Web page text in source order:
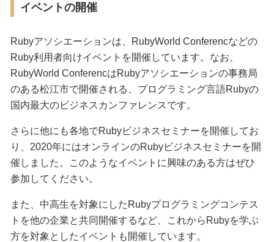
イベントの開催
Rubyアソシエーションは、RubyWorld Conferencなどの
Ruby利用者向けイベントを開催しています。なお、
RubyWorld ConferencはRubyアソシエーションの事務局
のある松江市で開催される、プログラミング言語Rubyの
国内最大のビジネスカンファレンスです。
さらに他にも各地でRubyビジネスセミナーを開催してお
り、2020年にはオンラインのRubyビジネスセミナーを開
催しました。このようなイベントに興味のある方はぜひ
参加してください。
また、中高生を対象にしたRubyプログラミングコンテス
トを他の企業と共同開催するなど、これからRubyを学ぶ
方を対象としたイベントも開催しています。